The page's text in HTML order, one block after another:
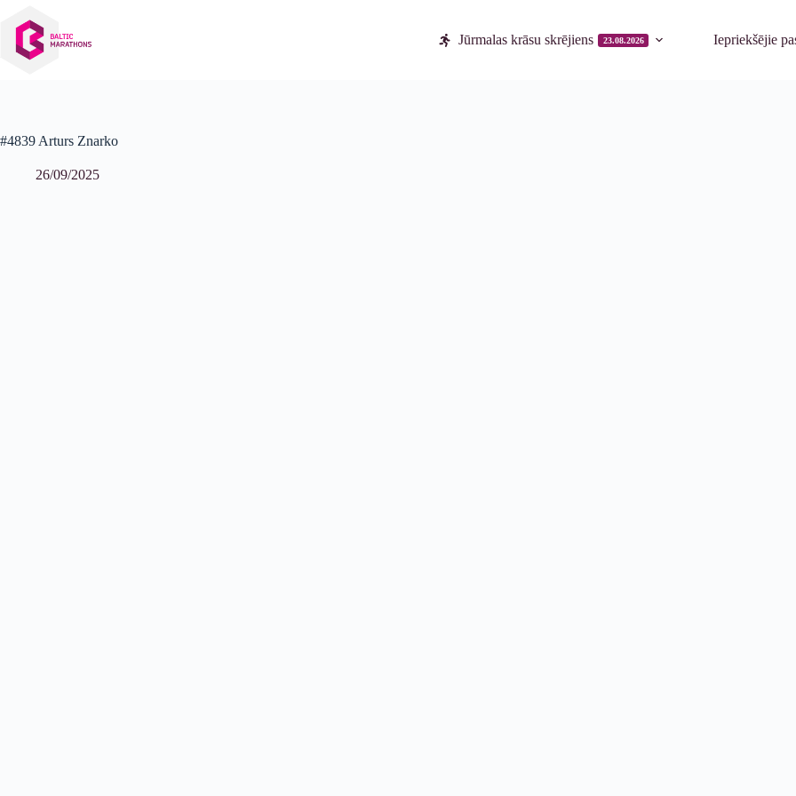
saturu
Jūrmalas krāsu skrējiens 23.08.2026 Iepriekšējie
#4839 Arturs Znarko
26/09/2025